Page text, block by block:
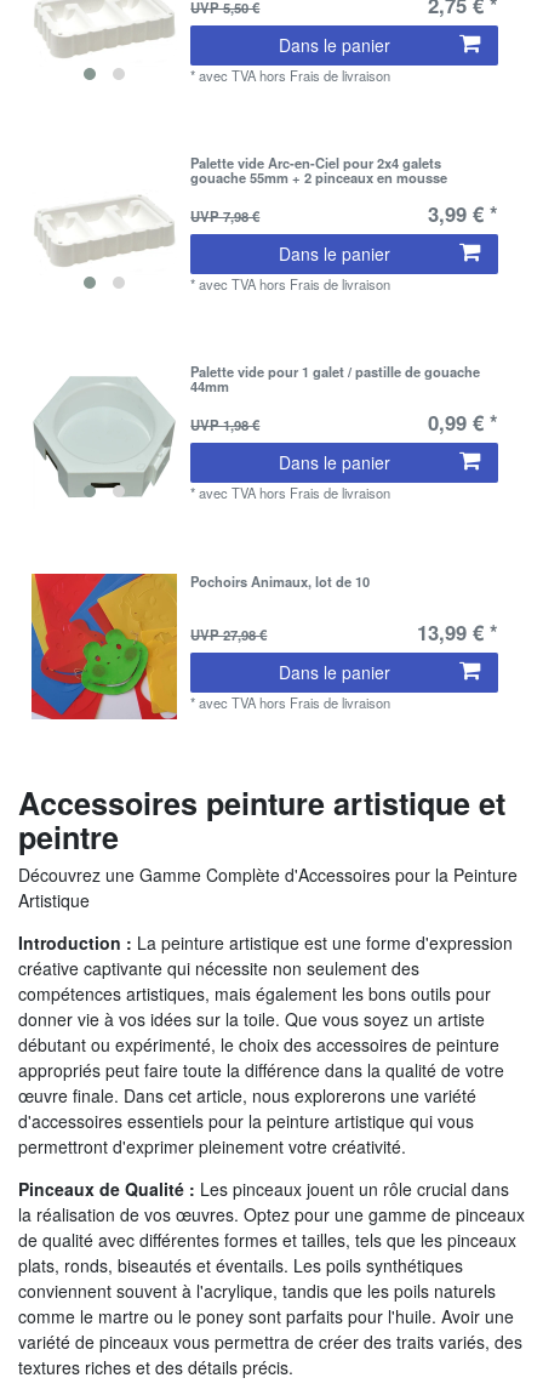
UVP 5,50 €
Dans le panier
*avec TVAhors Frais de livraison
Palette vide Arc-en-Ciel pour 2x4 galets
gouache 55mm + 2 pinceaux en mousse
UVP 7,98 €
3,99 € *
Dans le panier
*avec TVAhors Frais de livraison
Palette vide pour 1 galet / pastille de gouache
44mm
UVP 1,98 €
0,99 € *
Dans le panier
*avec TVAhors Frais de livraison
Pochoirs Animaux, lot de 10
UVP 27,98 € 13,99 € *
Dans le panier
*avec TVAhors Frais de livraison
Accessoires peinture artistique et
peintre
Découvrez une Gamme Complète d'Accessoires pour la Peinture
Artistique
Introduction : La peinture artistique est une forme d'expression
créative captivante qui nécessite non seulement des
compétences artistiques, mais également les bons outils pour
donner vie à vos idées sur la toile. Que vous soyez un artiste
débutant ou expérimenté, le choix des accessoires de peinture
appropriés peut faire toute la différence dans la qualité de votre
œuvre finale. Dans cet article, nous explorerons une variété
d'accessoires essentiels pour la peinture artistique qui vous
permettront d'exprimer pleinement votre créativité.
Pinceaux de Qualité : Les pinceaux jouent un rôle crucial dans
la réalisation de vos œuvres. Optez pour une gamme de pinceaux
de qualité avec différentes formes et tailles, tels que les pinceaux
plats, ronds, biseautés et éventails. Les poils synthétiques
conviennent souvent à l'acrylique, tandis que les poils naturels
comme le martre ou le poney sont parfaits pour l'huile. Avoir une
variété de pinceaux vous permettra de créer des traits variés, des
textures riches et des détails précis.